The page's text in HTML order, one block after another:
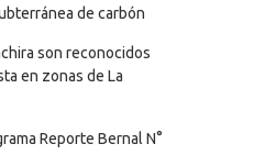
de carbón
son reconocidos
en zonas de La
Reporte Bernal N°